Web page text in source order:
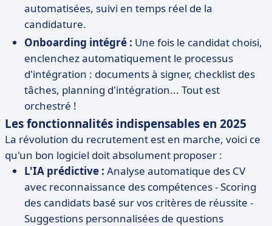
automatisées, suivi en temps réel de la
candidature.
Onboarding intégré : Une fois le candidat choisi,
enclenchez automatiquement le processus
d'intégration : documents à signer, checklist des
tâches, planning d'intégration... Tout est
orchestré !
Les fonctionnalités indispensables en 2025
La révolution du recrutement est en marche, voici ce
qu'un bon logiciel doit absolument proposer :
L'IA prédictive : Analyse automatique des CV
avec reconnaissance des compétences - Scoring
des candidats basé sur vos critères de réussite -
Suggestions personnalisées de questions